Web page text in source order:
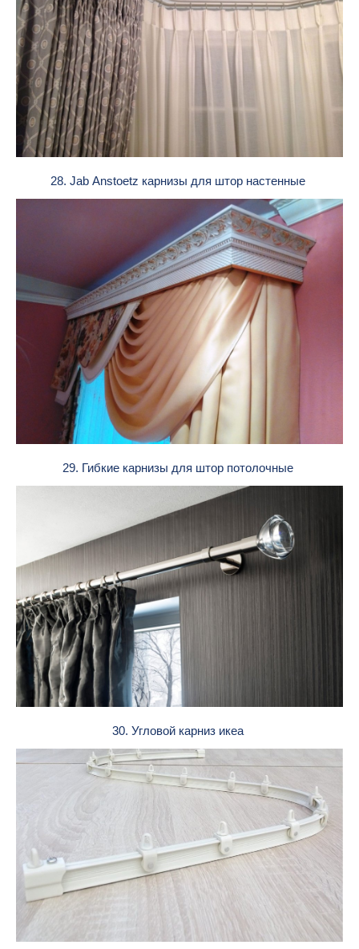
28. Jab Anstoetz карнизы для штор настенные
29. Гибкие карнизы для штор потолочные
30. Угловой карниз икеа